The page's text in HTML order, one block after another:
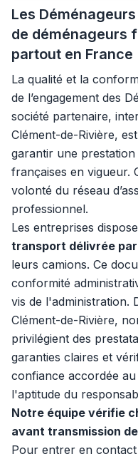
Les
de déménageurs
partout en France
La qualité et la
de l’engagement des
société partenaire,
Clément-de-Rivière, est
garantir une
françaises en vigueur.
volonté du réseau
professionnel.
Les entreprises
transport délivrée par
leurs camions. Ce
conformité
vis de l'administration.
Clément-de-Rivière,
privilégient des
garanties claires et
confiance accordée
l'aptitude du
Notre équipe vérifie
avant transmission
Pour entrer en